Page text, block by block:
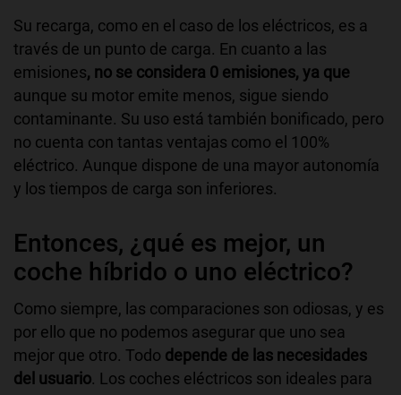
Su recarga, como en el caso de los eléctricos, es a
través de un punto de carga. En cuanto a las
emisiones, no se considera 0 emisiones, ya que
aunque su motor emite menos, sigue siendo
contaminante. Su uso está también bonificado, pero
no cuenta con tantas ventajas como el 100%
eléctrico. Aunque dispone de una mayor autonomía
y los tiempos de carga son inferiores.
Entonces, ¿qué es mejor, un
coche híbrido o uno eléctrico?
Como siempre, las comparaciones son odiosas, y es
por ello que no podemos asegurar que uno sea
mejor que otro. Todo depende de las necesidades
del usuario. Los coches eléctricos son ideales para